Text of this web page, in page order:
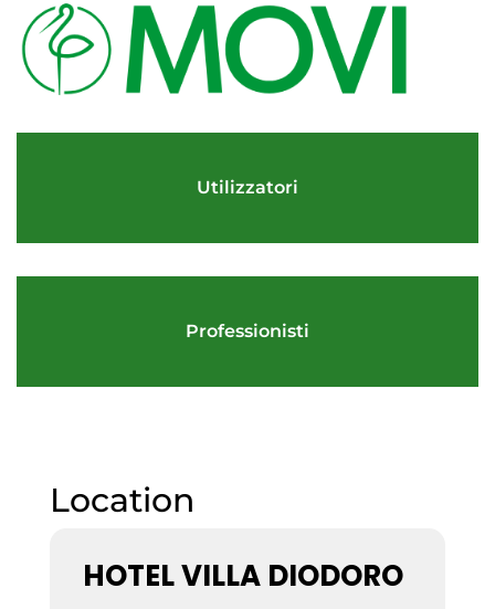
Utilizzatori
Professionisti
Location
HOTEL VILLA DIODORO